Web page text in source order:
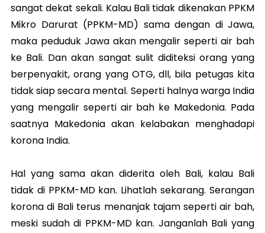
sangat dekat sekali. Kalau Bali tidak dikenakan PPKM
Mikro Darurat (PPKM-MD) sama dengan di Jawa,
maka peduduk Jawa akan mengalir seperti air bah
ke Bali. Dan akan sangat sulit diditeksi orang yang
berpenyakit, orang yang OTG, dll, bila petugas kita
tidak siap secara mental. Seperti halnya warga India
yang mengalir seperti air bah ke Makedonia. Pada
saatnya Makedonia akan kelabakan menghadapi
korona India.
Hal yang sama akan diderita oleh Bali, kalau Bali
tidak di PPKM-MD kan. Lihatlah sekarang. Serangan
korona di Bali terus menanjak tajam seperti air bah,
meski sudah di PPKM-MD kan. Janganlah Bali yang